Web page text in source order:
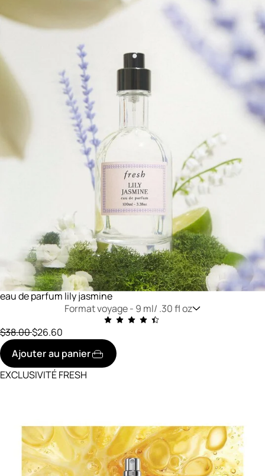
eau de parfum lily jasmine
Format voyage - 9 ml/ .30 fl oz
prix initial
$38.00réduit à
$26.60
Ajouter au panier
EXCLUSIVITÉ FRESH